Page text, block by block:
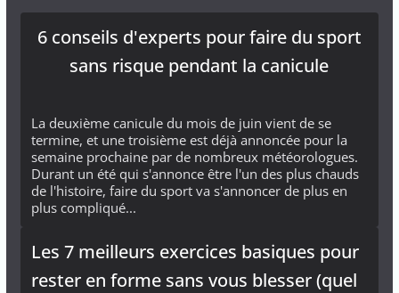
6 conseils d'experts pour faire du sport
sans risque pendant la canicule
La deuxième canicule du mois de juin vient de se
termine, et une troisième est déjà annoncée pour la
semaine prochaine par de nombreux météorologues.
Durant un été qui s'annonce être l'un des plus chauds
de l'histoire, faire du sport va s'annoncer de plus en
plus compliqué...
Les 7 meilleurs exercices basiques pour
rester en forme sans vous blesser (quel